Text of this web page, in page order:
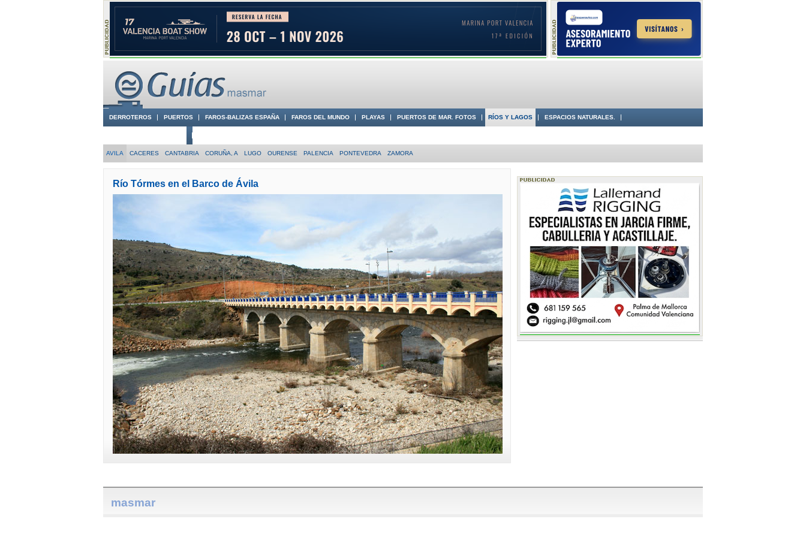
DERROTEROS PUERTOS FAROS-BALIZAS ESPAÑA FAROS DEL MUNDO PLAYAS PUERTOS DE MAR. FOTOS RÍOS Y LAGOS ESPACIOS NATURALES.
AVILA CACERES CANTABRIA CORUÑA, A LUGO OURENSE PALENCIA PONTEVEDRA ZAMORA
Río Tórmes en el Barco de Ávila
masmar